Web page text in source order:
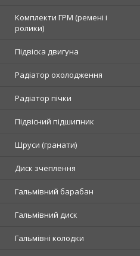
Комплекти ГРМ (ремені і
ролики)
Підвіска двигуна
Радіатор охолодження
Радіатор пічки
Підвісний підшипник
Шруси (гранати)
Диск зчеплення
Гальмівний барабан
Гальмівний диск
Гальмівні колодки